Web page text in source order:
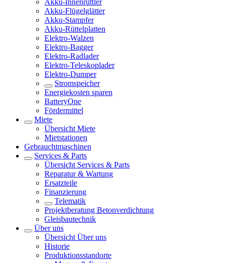
Akku-Innenrüttler
Akku-Flügelglätter
Akku-Stampfer
Akku-Rüttelplatten
Elektro-Walzen
Elektro-Bagger
Elektro-Radlader
Elektro-Teleskoplader
Elektro-Dumper
Stromspeicher
Energiekosten sparen
BatteryOne
Fördermittel
Miete
Übersicht Miete
Mietstationen
Gebrauchtmaschinen
Services & Parts
Übersicht Services & Parts
Reparatur & Wartung
Ersatzteile
Finanzierung
Telematik
Projektberatung Betonverdichtung
Gleisbautechnik
Über uns
Übersicht Über uns
Historie
Produktionsstandorte